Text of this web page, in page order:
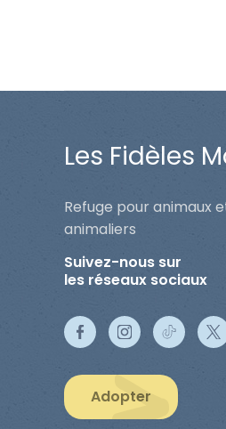
Les Fidèles
Refuge pour animaux
animaliers
Suivez-nous sur
les réseaux sociaux
Adopter